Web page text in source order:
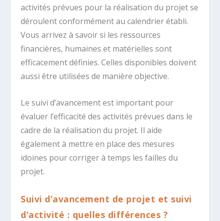
activités prévues pour la réalisation du projet se
déroulent conformément au calendrier établi.
Vous arrivez à savoir si les ressources
financières, humaines et matérielles sont
efficacement définies. Celles disponibles doivent
aussi être utilisées de manière objective.
Le suivi d’avancement est important pour
évaluer l’efficacité des activités prévues dans le
cadre de la réalisation du projet. Il aide
également à mettre en place des mesures
idoines pour corriger à temps les failles du
projet.
Suivi d’avancement de projet et suivi
d’activité : quelles différences ?